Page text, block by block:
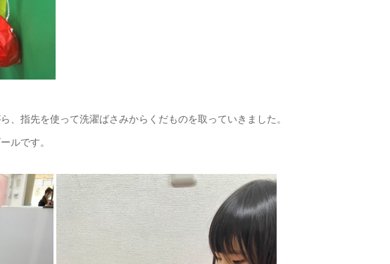
、指先を使って洗濯ばさみからくだものを取っていきました。
ルです。